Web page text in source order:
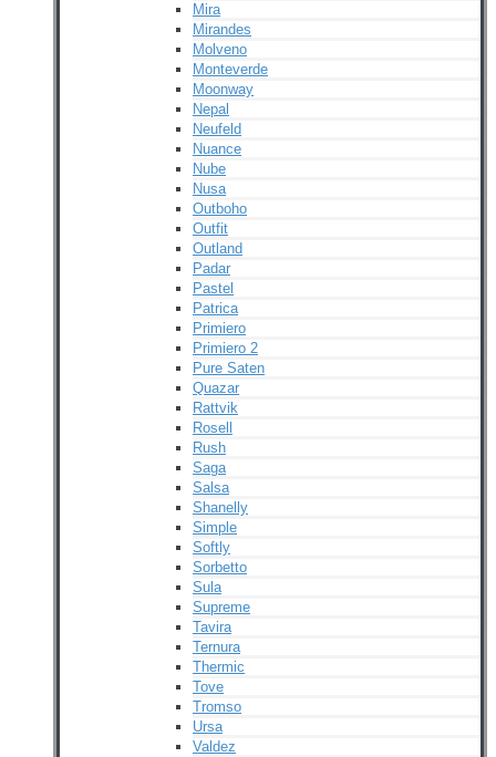
Mira
Mirandes
Molveno
Monteverde
Moonway
Nepal
Neufeld
Nuance
Nube
Nusa
Outboho
Outfit
Outland
Padar
Pastel
Patrica
Primiero
Primiero 2
Pure Saten
Quazar
Rattvik
Rosell
Rush
Saga
Salsa
Shanelly
Simple
Softly
Sorbetto
Sula
Supreme
Tavira
Ternura
Thermic
Tove
Tromso
Ursa
Valdez